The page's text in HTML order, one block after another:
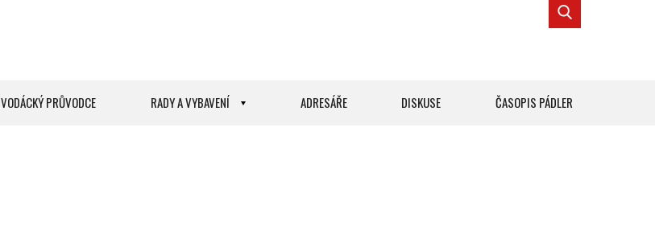
VODÁCKÝ PRŮVODCE RADY A VYBAVENÍ ADRESÁŘE DISKUSE ČASOPIS PÁDLER